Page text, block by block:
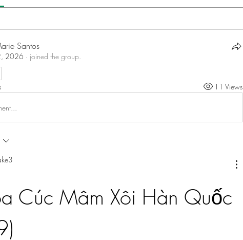
Santos
2026 · joined the group.
11 Views
Cúc Mâm Xôi Hàn Quốc